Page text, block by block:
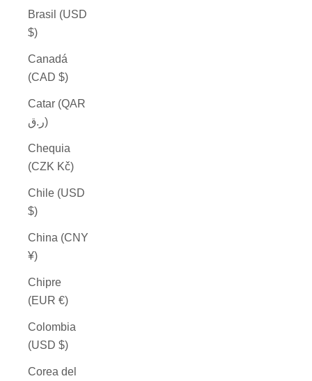
Brasil (USD
$)
Canadá
(CAD $)
Catar (QAR
ر.ق)
Chequia
(CZK Kč)
Chile (USD
$)
China (CNY
¥)
Chipre
(EUR €)
Colombia
(USD $)
Corea del